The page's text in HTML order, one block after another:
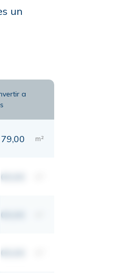
un
a
79,00 m²
00,00
00,00
00,00